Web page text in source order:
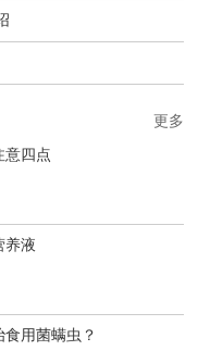
意四点
养液
用菌螨虫？
更多